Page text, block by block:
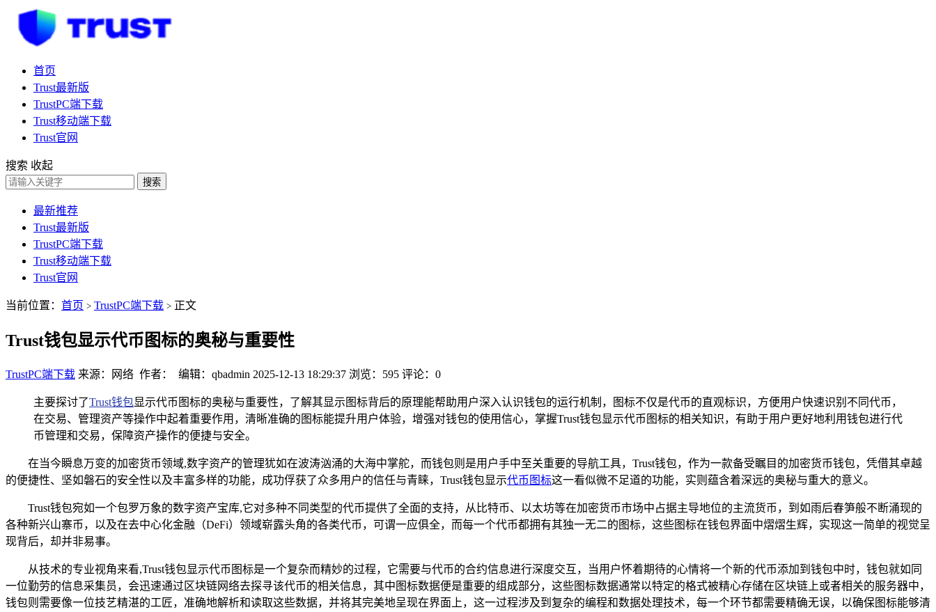
首页
Trust最新版
TrustPC端下载
Trust移动端下载
Trust官网
搜索 收起
搜索
最新推荐
Trust最新版
TrustPC端下载
Trust移动端下载
Trust官网
当前位置： 首页 > TrustPC端下载 > 正文
Trust钱包显示代币图标的奥秘与重要性
TrustPC端下载 来源：网络 作者： 编辑：qbadmin 2025-12-13 18:29:37 浏览：595 评论：0
主要探讨了Trust钱包显示代币图标的奥秘与重要性，了解其显示图标背后的原理能帮助用户深入认识钱包的运行机制，图标不仅是代币的直观标识，方便用户快速识别不同代币，
在交易、管理资产等操作中起着重要作用，清晰准确的图标能提升用户体验，增强对钱包的使用信心，掌握Trust钱包显示代币图标的相关知识，有助于用户更好地利用钱包进行代
币管理和交易，保障资产操作的便捷与安全。
在当今瞬息万变的加密货币领域,数字资产的管理犹如在波涛汹涌的大海中掌舵，而钱包则是用户手中至关重要的导航工具，Trust钱包，作为一款备受瞩目的加密货币钱包，凭借其卓越
的便捷性、坚如磐石的安全性以及丰富多样的功能，成功俘获了众多用户的信任与青睐，Trust钱包显示代币图标这一看似微不足道的功能，实则蕴含着深远的奥秘与重大的意义。
Trust钱包宛如一个包罗万象的数字资产宝库,它对多种不同类型的代币提供了全面的支持，从比特币、以太坊等在加密货币市场中占据主导地位的主流货币，到如雨后春笋般不断涌现的
各种新兴山寨币，以及在去中心化金融（DeFi）领域崭露头角的各类代币，可谓一应俱全，而每一个代币都拥有其独一无二的图标，这些图标在钱包界面中熠熠生辉，实现这一简单的视觉呈
现背后，却并非易事。
从技术的专业视角来看,Trust钱包显示代币图标是一个复杂而精妙的过程，它需要与代币的合约信息进行深度交互，当用户怀着期待的心情将一个新的代币添加到钱包中时，钱包就如同
一位勤劳的信息采集员，会迅速通过区块链网络去探寻该代币的相关信息，其中图标数据便是重要的组成部分，这些图标数据通常以特定的格式被精心存储在区块链上或者相关的服务器中，
钱包则需要像一位技艺精湛的工匠，准确地解析和读取这些数据，并将其完美地呈现在界面上，这一过程涉及到复杂的编程和数据处理技术，每一个环节都需要精确无误，以确保图标能够清